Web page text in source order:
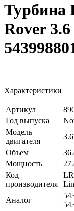
Турбина
Rover
Характеристики
Артикул
Год выпуска
Модель
двигателя
Объем
Мощность
Код
производителя
Аналог